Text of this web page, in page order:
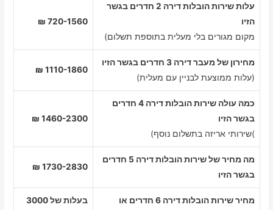
עלות שירות הובלות דירה 2 חדרים בגשר
הזיו
מקום מגורים בלי מעלית בתוספת תשלום)
720-1560 ₪
מחירון של מעבר דירה 3 חדרים בגשר הזיו
(עלות ממוצעת לבניין עם מעלית)
1110-1860 ₪
כמה עולה שירות הובלות דירה 4 חדרים
בגשר הזיו
)שירותי אריזה בתשלום נוסף)
1460-2300 ₪
מה מחיר של שירות הובלות דירה 5 חדרים
בגשר הזיו
1730-2830 ₪
מחיר שירות הובלות דירה 6 חדרים או
בעלות של 3000